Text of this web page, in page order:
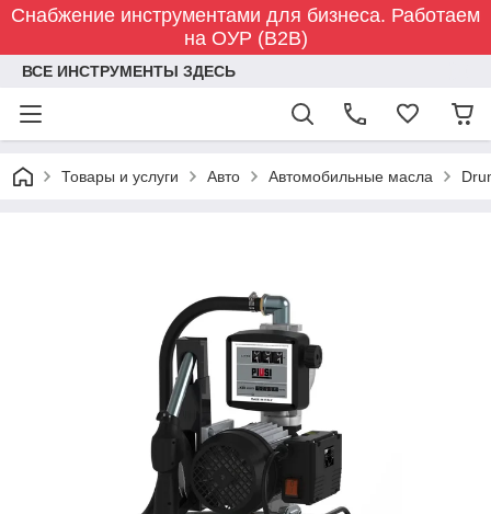
Снабжение инструментами для бизнеса. Работаем
на ОУР (B2B)
ВСЕ ИНСТРУМЕНТЫ ЗДЕСЬ
Товары и услуги Авто Автомобильные масла